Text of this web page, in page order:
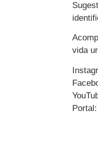
vida
Portal: